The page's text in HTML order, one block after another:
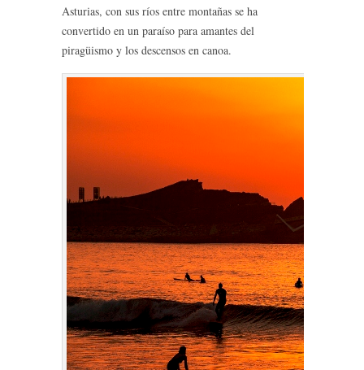
Asturias, con sus ríos entre montañas se ha
convertido en un paraíso para amantes del
piragüismo y los descensos en canoa.